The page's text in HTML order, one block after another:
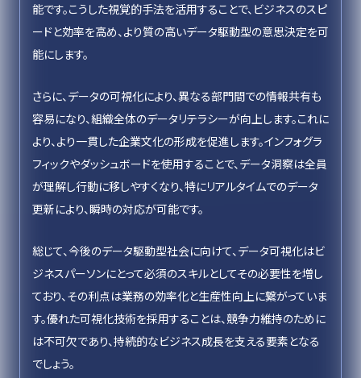
能です。こうした視覚的手法を活用することで、ビジネスのスピ
ードと効率を高め、より質の高いデータ駆動型の意思決定を可
能にします。
さらに、データの可視化により、異なる部門間での情報共有も
容易になり、組織全体のデータリテラシーが向上します。これに
より、より一貫した企業文化の形成を促進します。インフォグラ
フィックやダッシュボードを使用することで、データ洞察は全員
が理解し行動に移しやすくなり、特にリアルタイムでのデータ
更新により、瞬時の対応が可能です。
総じて、今後のデータ駆動型社会に向けて、データ可視化はビ
ジネスパーソンにとって必須のスキルとしてその必要性を増し
ており、その利点は業務の効率化と生産性向上に繋がっていま
す。優れた可視化技術を採用することは、競争力維持のために
は不可欠であり、持続的なビジネス成長を支える要素となる
でしょう。